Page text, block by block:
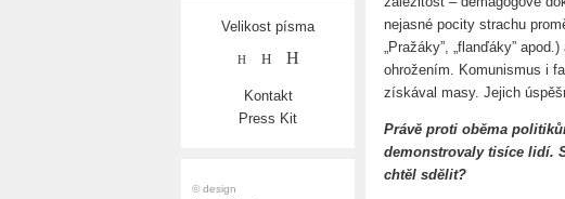
Velikost písma
H H H
Kontakt
Press Kit
© design
nejasné pocity strachu
„Pražáky”, „flanďáky”
ohrožením. Komunismus i
získával masy. Jejich
Právě proti oběma
demonstrovaly tisíce lidí.
chtěl sdělit?